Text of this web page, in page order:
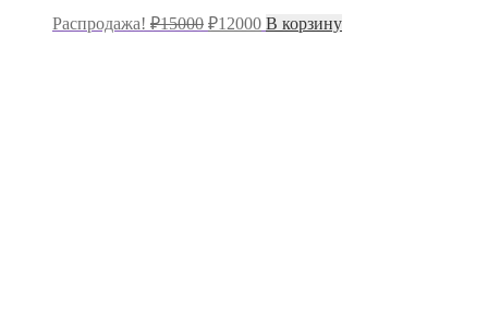
Распродажа! ₽15000 Первоначальная
₽12000Текущая
цена:
В корзину